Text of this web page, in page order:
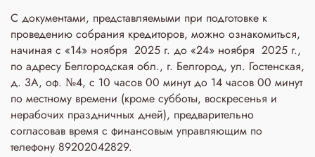
С документами, представляемыми при подготовке к
проведению собрания кредиторов, можно ознакомиться,
начиная с «14» ноября 2025 г. до «24» ноября 2025 г.,
по адресу Белгородская обл., г. Белгород, ул. Гостенская,
д. 3A, оф. №4, с 10 часов 00 минут до 14 часов 00 минут
по местному времени (кроме субботы, воскресенья и
нерабочих праздничных дней), предварительно
согласовав время с финансовым управляющим по
телефону 89202042829.